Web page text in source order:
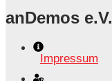
anDemos e.V.
Impressum